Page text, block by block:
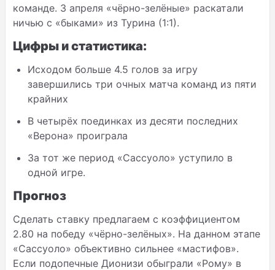
команде. 3 апреля «чёрно-зелёные» раскатали
ничью с «быками» из Турина (1:1).
Цифры и статистика:
Исходом больше 4.5 голов за игру
завершились три очных матча команд из пяти
крайних
В четырёх поединках из десяти последних
«Верона» проиграла
За тот же период «Сассуоло» уступило в
одной игре.
Прогноз
Сделать ставку предлагаем с коэффициентом
2.80 на победу «чёрно-зелёных». На данном этапе
«Сассуоло» объективно сильнее «мастифов».
Если подопечные Дионизи обыграли «Рому» в